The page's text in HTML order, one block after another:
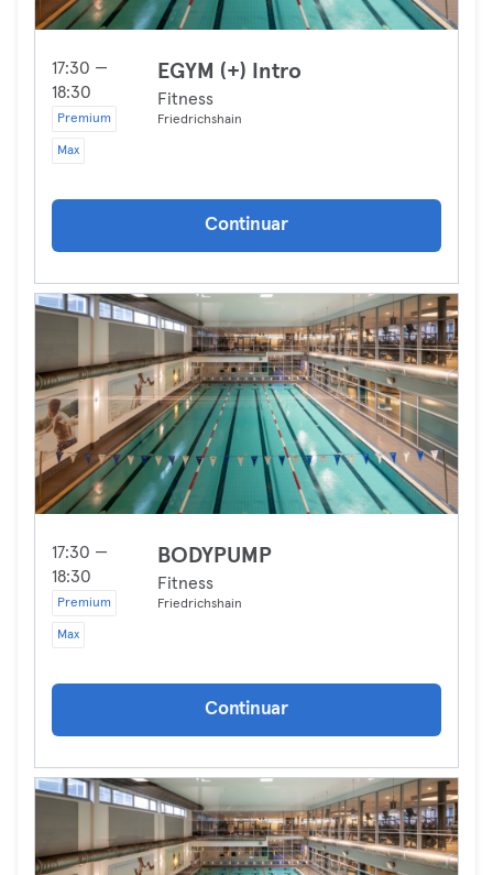
17:30 —
18:30
Premium
Max
EGYM (+) Intro
Fitness
Friedrichshain
Continuar
17:30 —
18:30
Premium
Max
BODYPUMP
Fitness
Friedrichshain
Continuar